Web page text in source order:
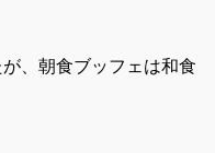
、朝食ブッフェは和食